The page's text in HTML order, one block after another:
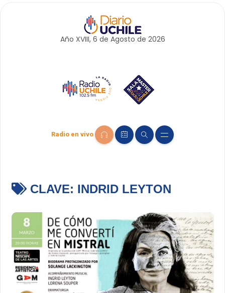
Año XVIII, 6 de Agosto de 2026
Radio en vivo
CLAVE: INDRID LEYTON